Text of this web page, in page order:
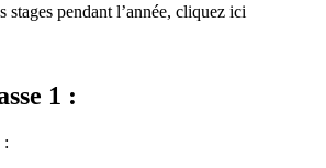
stages pendant l’année, cliquez ici
1 :